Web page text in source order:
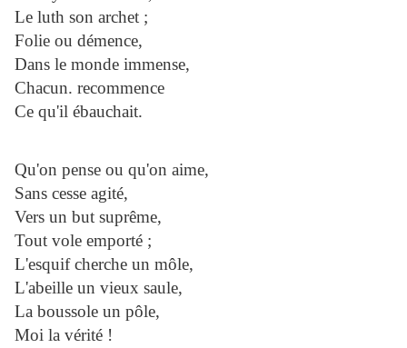
Le luth son archet ;
Folie ou démence,
Dans le monde immense,
Chacun. recommence
Ce qu'il ébauchait.
Qu'on pense ou qu'on aime,
Sans cesse agité,
Vers un but suprême,
Tout vole emporté ;
L'esquif cherche un môle,
L'abeille un vieux saule,
La boussole un pôle,
Moi la vérité !